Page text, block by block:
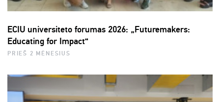
ECIU universiteto forumas 2026: „Futuremakers:
Educating for Impact“
PRIEŠ 2 MĖNESIUS